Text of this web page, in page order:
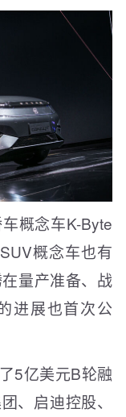
概念车K-Byte
概念车也有
量产准备、战
进展也首次公
5亿美元B轮融
、启迪控股、